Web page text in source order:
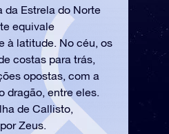
da Estrela do Norte
equivale
à latitude. No céu, os
costas para trás,
opostas, com a
dragão, entre eles.
de Callisto,
Zeus.